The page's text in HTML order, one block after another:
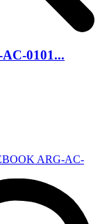
0101...